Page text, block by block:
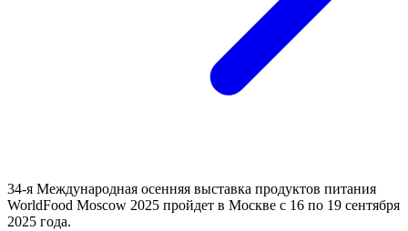
34-я Международная осенняя выставка продуктов питания
WorldFood Moscow 2025 пройдет в Москве с 16 по 19 сентября
2025 года.